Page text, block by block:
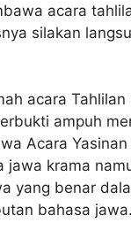
acara
silakan
acara
ampuh
Acara
krama
yang benar
bahasa jawa.